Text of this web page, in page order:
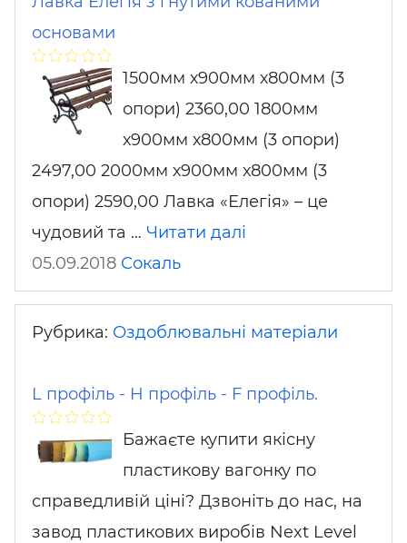
основами
1500мм х900мм х800мм (3
опори) 2360,00 1800мм
х900мм х800мм (3 опори)
2497,00 2000мм х900мм х800мм (3
опори) 2590,00 Лавка «Елегія» – це
чудовий та … Читати далі
05.09.2018 Сокаль
Рубрика: Оздоблювальні матеріали
L профіль - H профіль - F профіль.
Бажаєте купити якісну
пластикову вагонку по
справедливій ціні? Дзвоніть до нас, на
завод пластикових виробів Next Level